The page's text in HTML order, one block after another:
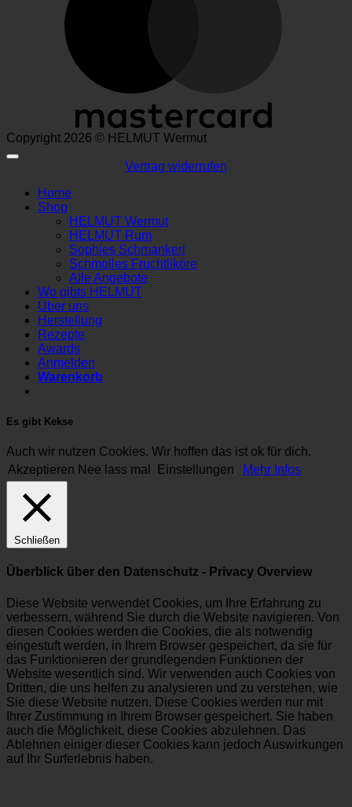
Copyright 2026 © HELMUT Wermut
Vertrag widerrufen
Home
Shop
HELMUT Wermut
HELMUT Rum
Sophies Schmankerl
Schmolles Fruchtliköre
Alle Angebote
Wo gibts HELMUT
Über uns
Herstellung
Rezepte
Awards
Anmelden
Warenkorb
Es gibt Kekse
Auch wir nutzen Cookies. Wir hoffen das ist ok für dich.
Akzeptieren Nee lass mal Einstellungen Mehr Infos
Schließen
Überblick über den Datenschutz - Privacy Overview
Diese Website verwendet Cookies, um Ihre Erfahrung zu
verbessern, während Sie durch die Website navigieren. Von
diesen Cookies werden die Cookies, die als notwendig
eingestuft werden, in Ihrem Browser gespeichert, da sie für
das Funktionieren der grundlegenden Funktionen der
Website wesentlich sind. Wir verwenden auch Cookies von
Dritten, die uns helfen zu analysieren und zu verstehen, wie
Sie diese Website nutzen. Diese Cookies werden nur mit
Ihrer Zustimmung in Ihrem Browser gespeichert. Sie haben
auch die Möglichkeit, diese Cookies abzulehnen. Das
Ablehnen einiger dieser Cookies kann jedoch Auswirkungen
auf Ihr Surferlebnis haben.